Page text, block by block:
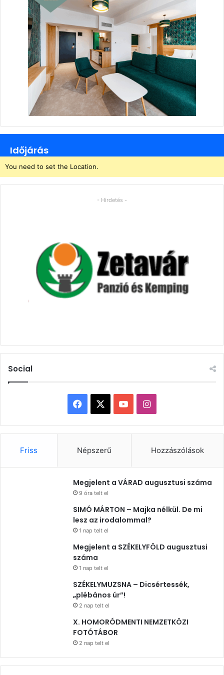
Időjárás
You need to set the Location.
- Hirdetés -
Social
Facebook YouTubeInstagram
Friss Népszerű Hozzászólások
Megjelent a VÁRAD augusztusi száma
9 óra telt el
SIMÓ MÁRTON – Majka nélkül. De mi
lesz az irodalommal?
1 nap telt el
Megjelent a SZÉKELYFÖLD augusztusi
száma
1 nap telt el
SZÉKELYMUZSNA – Dicsértessék,
„plébános úr”!
2 nap telt el
X. HOMORÓDMENTI NEMZETKÖZI
FOTÓTÁBOR
2 nap telt el